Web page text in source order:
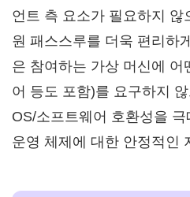
언트 측 요소가 필요하지 않
원 패스스루를 더욱 편리하
은 참여하는 가상 머신에 어
어 등도 포함)를 요구하지
OS/소프트웨어 호환성을
운영 체제에 대한 안정적인